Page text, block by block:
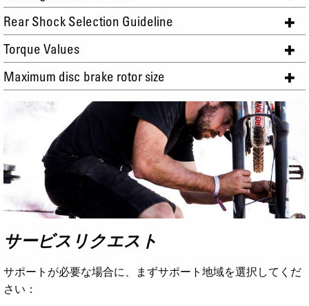
Rear Shock Selection Guideline
Torque Values
Maximum disc brake rotor size
サービスリクエスト
サポートが必要な場合に、まずサポート地域を選択してくだ
さい：